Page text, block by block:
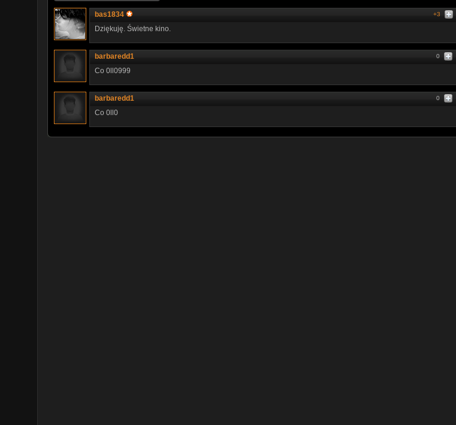
bas1834 +3
Dziękuję. Świetne kino.
barbaredd1 0
Co 0ll0999
barbaredd1 0
Co 0ll0